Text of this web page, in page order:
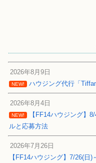
2026年8月9日
NEW! ハウジング代行「
2026年8月4日
NEW!
【FF14ハウジング】
ルと応募方法
2026年7月26日
【FF14ハウジング】7/26(日